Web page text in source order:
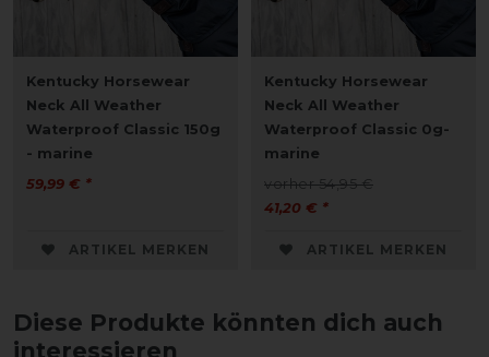
Kentucky Horsewear
Neck All Weather
Waterproof Classic 150g
- marine
59,99 € *
ARTIKEL MERKEN
Kentucky Horsewear
Neck All Weather
Waterproof Classic 0g-
marine
vorher 54,95 €
41,20 € *
ARTIKEL MERKEN
Diese Produkte könnten dich auch
interessieren